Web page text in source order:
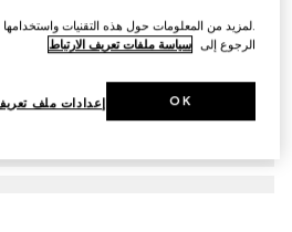
.لمزيد من المعلومات حول هذه التقنيات
الرجوع إلى سياسة ملفات تعريف الارتباط
إعدادات ملف OK